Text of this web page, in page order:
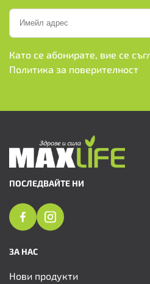
Като се абонирате, вие се
Политика за поверителност
ПОСЛЕДВАЙТЕ НИ
ЗА НАС
Нови продукти